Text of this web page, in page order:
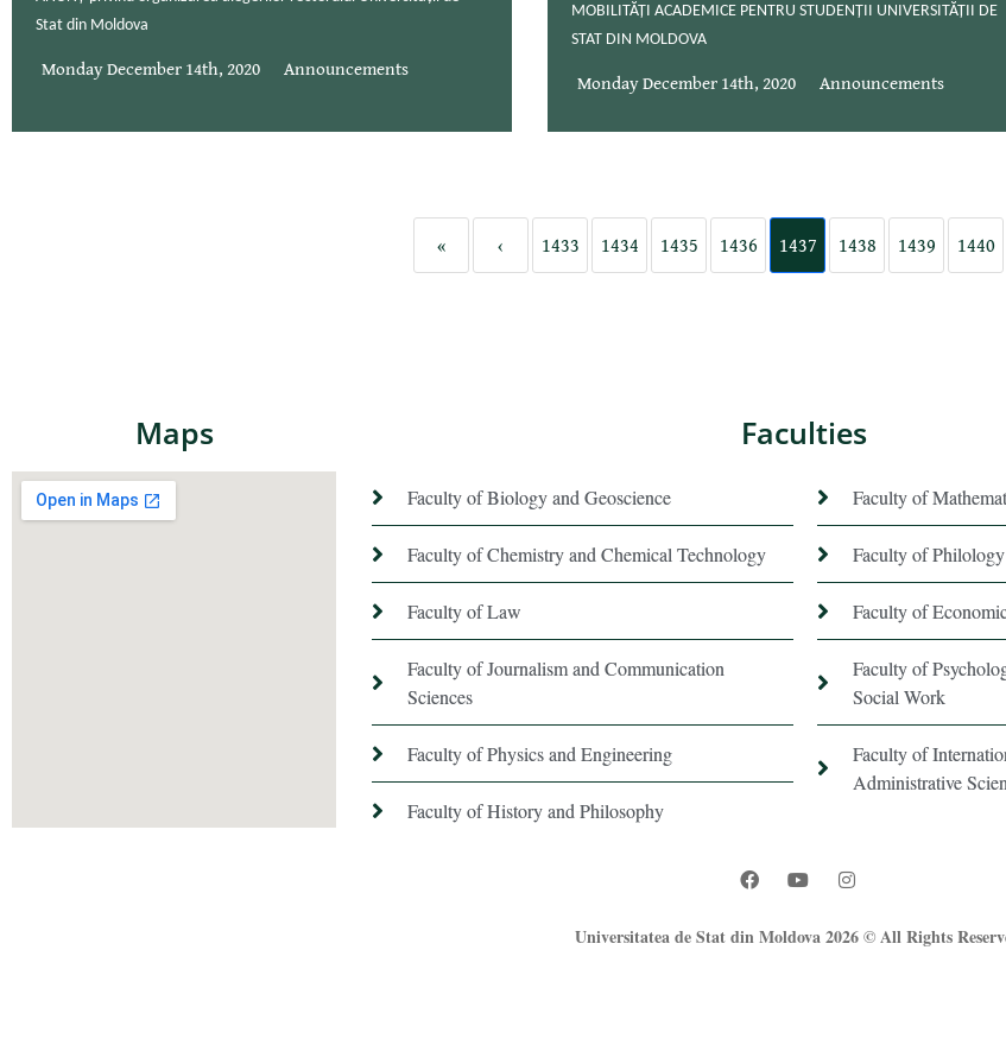
Stat din Moldova
Monday December 14th, 2020 Announcements
MOBILITĂȚI ACADEMICE PENTRU STUDENȚII UNIVERSITĂȚII DE
STAT DIN MOLDOVA
Monday December 14th, 2020 Announcements
« ‹ 1433 1434 1435 1436 1437 1438 1439 1440
Maps Faculties
Faculty of Biology and Geoscience
Faculty of Chemistry and Chemical Technology
Faculty of Law
Faculty of Journalism and Communication
Sciences
Faculty of Physics and Engineering
Faculty of History and Philosophy
Faculty of
Faculty of Philology
Faculty of
Faculty of
Social Work
Faculty of
Administrative
Universitatea de Stat din Moldova 2026 © All Rights